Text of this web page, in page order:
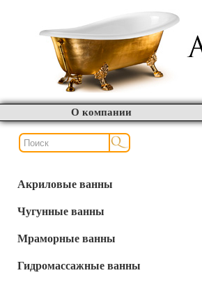
О компании
Акриловые ванны
Чугунные ванны
Мраморные ванны
Гидромассажные ванны